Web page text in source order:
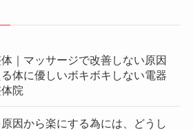
｜マッサージで改善しない原因
体に優しいボキボキしない電器
院
因から楽にする為には、どうし